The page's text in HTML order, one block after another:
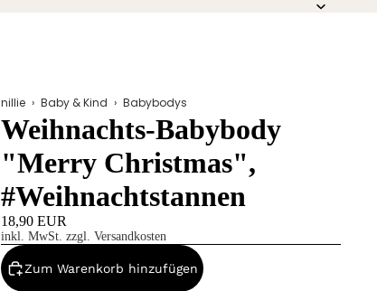
nillie › Baby & Kind › Babybodys
Weihnachts-Babybody
"Merry Christmas",
#Weihnachtstannen
18,90 EUR
inkl. MwSt. zzgl. Versandkosten
Zum Warenkorb hinzufügen